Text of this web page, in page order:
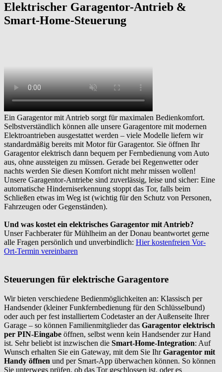
Elektrischer Garagentor-Antrieb &
Smart-Home-Steuerung
Ein Garagentor mit Antrieb sorgt für maximalen Bedienkomfort.
Selbstverständlich können alle unsere Garagentore mit modernen
Elektroantrieben ausgestattet werden – viele Modelle liefern wir
standardmäßig bereits mit Motor für Garagentor. Sie öffnen Ihr
Garagentor elektrisch dann bequem per Fernbedienung vom Auto
aus, ohne aussteigen zu müssen. Gerade bei Regenwetter oder
nachts werden Sie diesen Komfort nicht mehr missen wollen!
Unsere Garagentor-Antriebe sind zuverlässig, leise und sicher: Eine
automatische Hinderniserkennung stoppt das Tor, falls beim
Schließen etwas im Weg ist (wichtig für den Schutz von Personen,
Fahrzeugen oder Gegenständen).
Und was kostet ein elektrisches Garagentor mit Antrieb?
Unser Fachberater für Mühlheim an der Donau beantwortet gerne
alle Fragen persönlich und unverbindlich: Hier kostenfreien Vor-
Ort-Termin vereinbaren
Steuerungen für elektrische Garagentore
Wir bieten verschiedene Bedienmöglichkeiten an: Klassisch per
Handsender (kleiner Funkfernbedienung für den Schlüsselbund)
oder auch per fest installiertem Codetaster an der Außenseite Ihrer
Garage – so können Familienmitglieder das Garagentor elektrisch
per PIN-Eingabe öffnen, selbst wenn kein Handsender zur Hand
ist. Sehr beliebt ist inzwischen die Smart-Home-Integration: Auf
Wunsch erhalten Sie ein Gateway, mit dem Sie IhrGaragentor mit
Handy öffnen und per Smart-App überwachen können. So können
Sie unterwegs prüfen, ob das Tor geschlossen ist, oder es